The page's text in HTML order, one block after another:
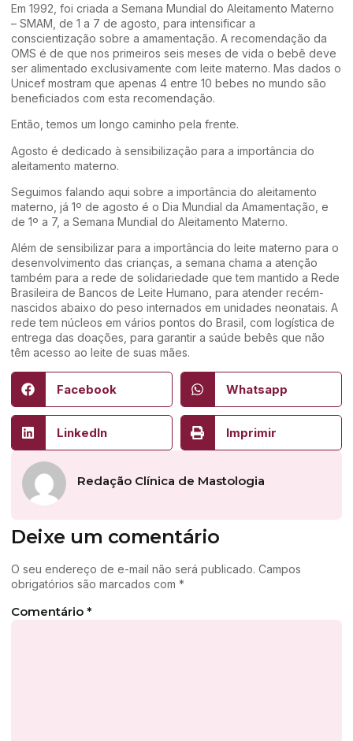
Em 1992, foi criada a Semana Mundial do Aleitamento Materno
– SMAM, de 1 a 7 de agosto, para intensificar a
conscientização sobre a amamentação. A recomendação da
OMS é de que nos primeiros seis meses de vida o bebê deve
ser alimentado exclusivamente com leite materno. Mas dados o
Unicef mostram que apenas 4 entre 10 bebes no mundo são
beneficiados com esta recomendação.
Então, temos um longo caminho pela frente.
Agosto é dedicado à sensibilização para a importância do
aleitamento materno.
Seguimos falando aqui sobre a importância do aleitamento
materno, já 1º de agosto é o Dia Mundial da Amamentação, e
de 1º a 7, a Semana Mundial do Aleitamento Materno.
Além de sensibilizar para a importância do leite materno para o
desenvolvimento das crianças, a semana chama a atenção
também para a rede de solidariedade que tem mantido a Rede
Brasileira de Bancos de Leite Humano, para atender recém-
nascidos abaixo do peso internados em unidades neonatais. A
rede tem núcleos em vários pontos do Brasil, com logística de
entrega das doações, para garantir a saúde bebês que não
têm acesso ao leite de suas mães.
Facebook Whatsapp
LinkedIn Imprimir
Redação Clínica de Mastologia
Deixe um comentário
O seu endereço de e-mail não será publicado. Campos
obrigatórios são marcados com *
Comentário *